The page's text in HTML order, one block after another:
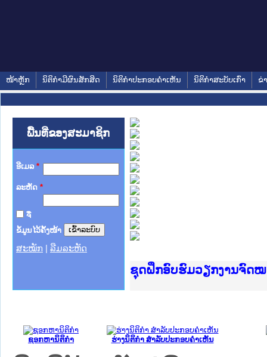
ໜ້າຫຼັກ ນິຕິກໍາມີຜົນສັກສິດ ນິຕິກໍາປະກອບຄໍາເຫັນ ນິຕິກໍາສະບັບເກົ່າ ຂ່
ພື້ນທີ່ຂອງສະມາຊິກ
ອີເມລ *
ລະຫັດ *
ຈື່
ຂໍ້ມູນໄວ້ຄັ້ງໜ້າ
ສະໝັກ ລືມລະຫັດ
Ministry of Justice Lao
ເຜີຍແຜ່ວັບໄຊຈົດໝາຍເຫດ
ກະຊວງຍຸຕິທຳ
ຊຸດຝຶກອົບຮົມວຽກງານຈົດໝ
ກອງປະຊຸມທົບທວນຄືນການ
ຝຶກອົບຮົມ ຜູ່ປະສານງານວ
ຝຶກອົບຮົມ ຜູ່ປະສານງານວ
ເຜີຍແຜ່ແອັບກົດໝາຍລາວ
ເຜີຍແຜ່ແອັບກົດໝາຍລາວ
ຍົກລະດັບວຽກງານຈົດໝາຍ
ຊຸດຝຶກອົບຮົມວຽກງານຈົດໝ
ຊອກຫານິຕິກໍາ ຮ່າງນິຕິກໍາ ສໍາລັບປະກອບຄໍາເຫັນ